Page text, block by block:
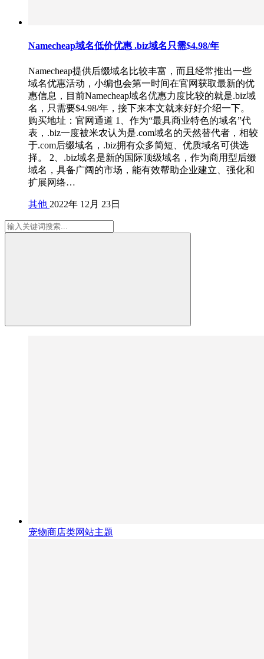
Namecheap域名低价优惠 .biz域名只需$4.98/年
Namecheap提供后缀域名比较丰富，而且经常推出一些
域名优惠活动，小编也会第一时间在官网获取最新的优
惠信息，目前Namecheap域名优惠力度比较的就是.biz域
名，只需要$4.98/年，接下来本文就来好好介绍一下。
购买地址：官网通道 1、作为“最具商业特色的域名”代
表，.biz一度被米农认为是.com域名的天然替代者，相较
于.com后缀域名，.biz拥有众多简短、优质域名可供选
择。 2、.biz域名是新的国际顶级域名，作为商用型后缀
域名，具备广阔的市场，能有效帮助企业建立、强化和
扩展网络…
其他 2022年 12月 23日
宠物商店类网站主题